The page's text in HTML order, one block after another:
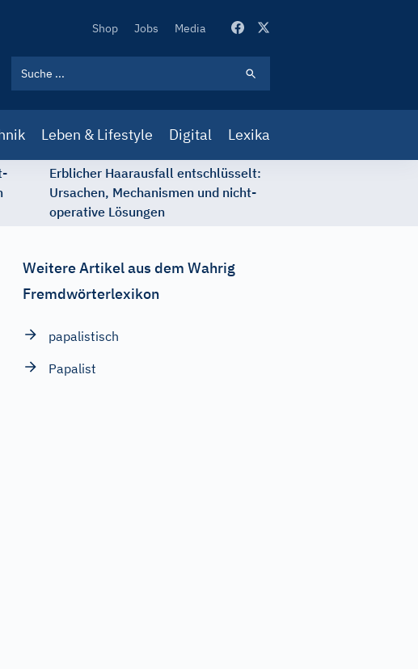
Secondary
Shop Jobs Media
Leben & Lifestyle Digital Lexika
Erblicher Haarausfall entschlüsselt:
Ursachen, Mechanismen und nicht-
operative Lösungen
Weitere Artikel aus dem Wahrig
Fremdwörterlexikon
papalistisch
Papalist